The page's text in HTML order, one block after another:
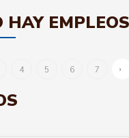
HAY EMPLEOS
4 5 6 7 ›